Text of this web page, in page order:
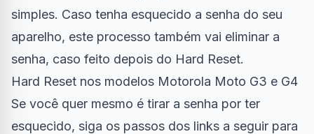
simples. Caso tenha esquecido a senha do seu
aparelho, este processo também vai eliminar a
senha, caso feito depois do Hard Reset.
Hard Reset nos modelos Motorola Moto G3 e G4
Se você quer mesmo é tirar a senha por ter
esquecido, siga os passos dos links a seguir para